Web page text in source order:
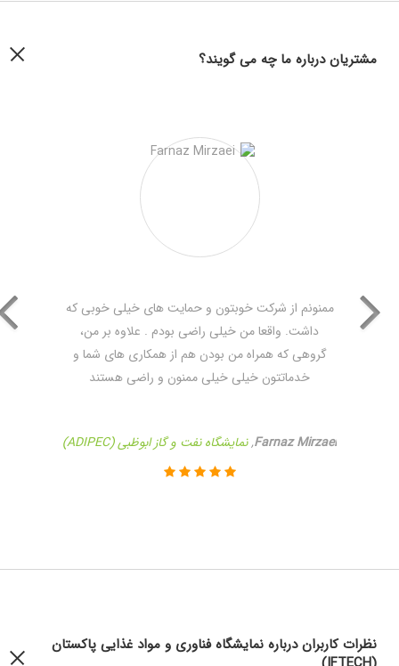
مشتریان درباره ما چه می گویند؟
ممنونم از شرکت خوبتون و حمایت های خیلی خوبی که
داشت. واقعا من خیلی راضی بودم . علاوه بر من،
گروهی که همراه من بودن هم از همکاری های شما و
خدماتتون خیلی خیلی ممنون و راضی هستند
Farnaz Mirzaei
,نمایشگاه نفت و گاز ابوظبی (ADIPEC)
نظرات کاربران درباره نمایشگاه فناوری و مواد غذایی پاکستان